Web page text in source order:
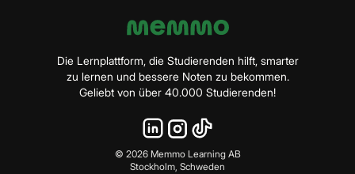
Die Lernplattform, die Studierenden hilft, smarter
zu lernen und bessere Noten zu bekommen.
Geliebt von über 40.000 Studierenden!
© 2026Memmo Learning AB
Stockholm, Schweden